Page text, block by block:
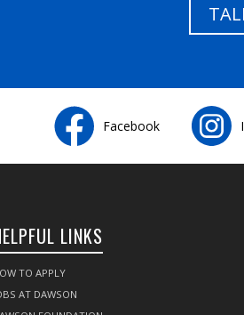
Facebook
LINKS
TO APPLY
AT DAWSON